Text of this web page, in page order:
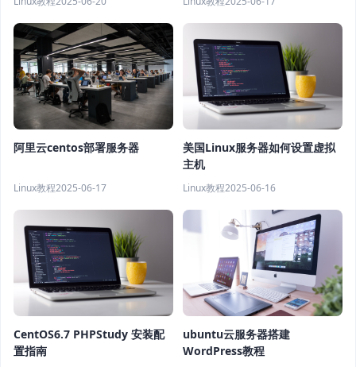
阿里云centos部署服务器
Linux教程2025-06-17
美国Linux服务器如何设置虚拟
主机
Linux教程2025-06-16
CentOS6.7 PHPStudy 安装配
置指南
ubuntu云服务器搭建
WordPress教程